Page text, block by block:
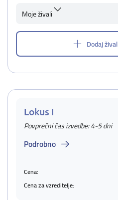
Moje živali
Dodaj žival
Lokus I
Povprečni čas izvedbe: 4-5 dni
Podrobno
Cena:
Cena za vzreditelje: